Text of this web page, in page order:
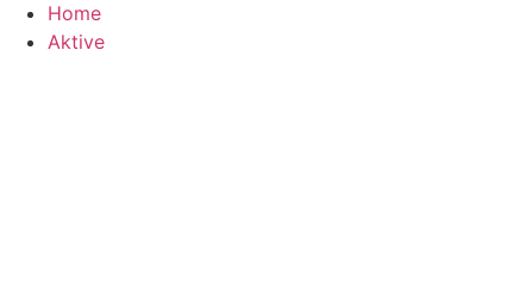
Home
Aktive